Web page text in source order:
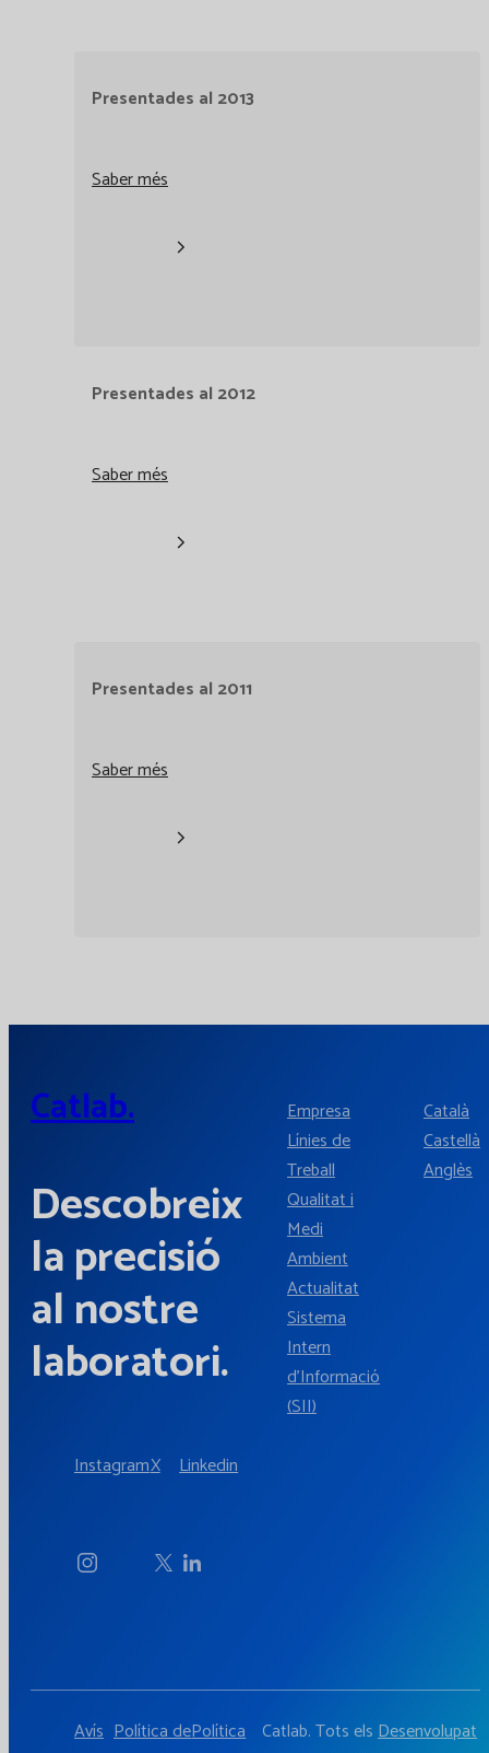
Presentades al 2013
Saber més
Presentades al 2012
Saber més
Presentades al 2011
Saber més
Catlab.
Descobreix
la precisió
al nostre
laboratori.
InstagramX Linkedin
Empresa
Línies de
Treball
Qualitat i
Medi
Ambient
Actualitat
Sistema
Intern
d'Informació
(SII)
Català
Castellà
Anglès
Avís Política dePolítica Catlab. Tots elsDesenvolupat